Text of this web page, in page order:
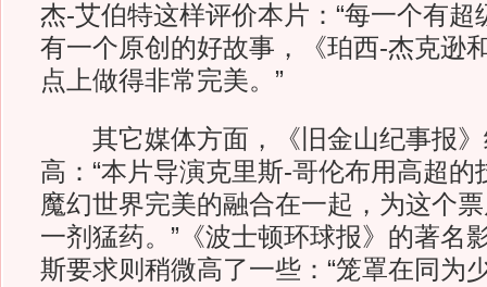
杰-艾伯特这样评价本片：“每一个有超
有一个原创的好故事，《珀西-杰克逊
点上做得非常完美。”
其它媒体方面，《旧金山纪事报》
高：“本片导演克里斯-哥伦布用高超的
魔幻世界完美的融合在一起，为这个
一剂猛药。”《波士顿环球报》的著名
斯要求则稍微高了一些：“笼罩在同为